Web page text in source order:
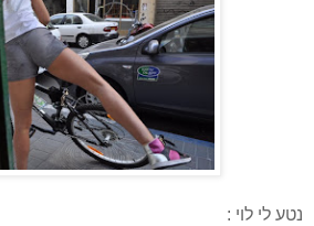
נטע לי לוי :